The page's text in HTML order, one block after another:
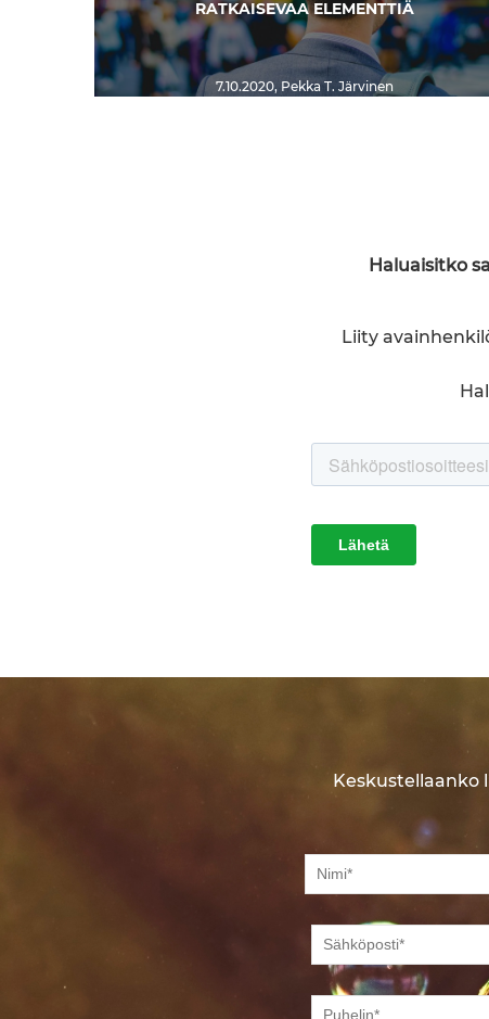
RATKAISEVAA ELEMENTTIÄ
7.10.2020, Pekka T. Järvinen
Haluaisitko
Liity